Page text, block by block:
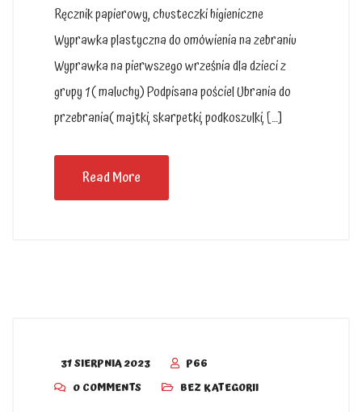
Ręcznik papierowy, chusteczki higieniczne
Wyprawka plastyczna do omówienia na zebraniu
Wyprawka na pierwszego września dla dzieci z
grupy 1 ( maluchy) Podpisana pościel Ubrania do
przebrania( majtki, skarpetki, podkoszulki, […]
Read More
31 SIERPNIA 2023
P66
0 COMMENTS
BEZ KATEGORII